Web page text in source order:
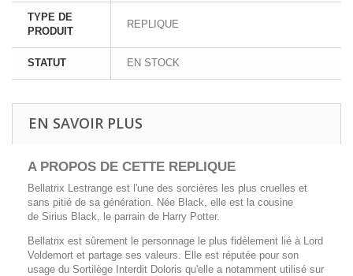
TYPE DE
PRODUIT
REPLIQUE
STATUT EN STOCK
EN SAVOIR PLUS
A PROPOS DE CETTE REPLIQUE
Bellatrix Lestrange est l'une des sorcières les plus cruelles et
sans pitié de sa génération. Née Black, elle est la cousine
de Sirius Black, le parrain de Harry Potter.
Bellatrix est sûrement le personnage le plus fidèlement lié à Lord
Voldemort et partage ses valeurs. Elle est réputée pour son
usage du Sortilège Interdit Doloris qu'elle a notamment utilisé sur